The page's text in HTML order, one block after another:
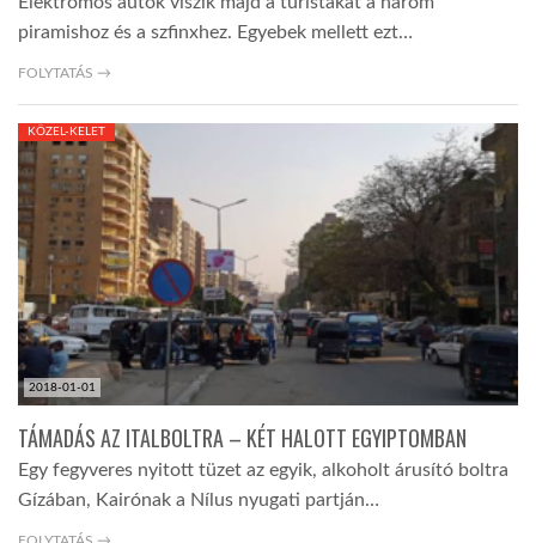
piramishoz és a szfinxhez. Egyebek mellett ezt…
FOLYTATÁS →
2018-01-01
KÖZEL-KELET
TÁMADÁS AZ ITALBOLTRA – KÉT HALOTT EGYIPTOMBAN
Egy fegyveres nyitott tüzet az egyik, alkoholt árusító boltra
Gízában, Kairónak a Nílus nyugati partján…